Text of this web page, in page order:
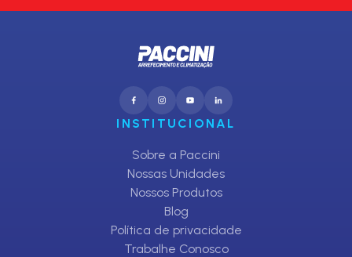
INSTITUCIONAL
Sobre a Paccini
Nossas Unidades
Nossos Produtos
Blog
Política de privacidade
Trabalhe Conosco